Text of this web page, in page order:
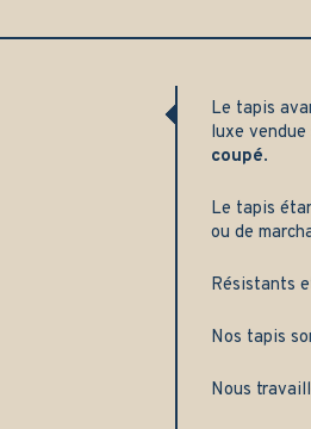
Le tapis
luxe vendue
coupé.
Le tapis
ou de
Résistants
Nos tapis
Nous